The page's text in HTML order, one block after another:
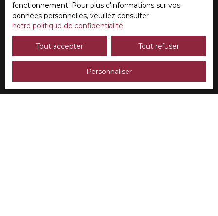
Pour en savoir plus sur le traitement de vos
données personnelles, veuillez consulter notre
politique de confidentialité.
Recevoir des annonces
fonctionnement. Pour plus d'informations sur vos
données personnelles, veuillez consulter
notre politique de confidentialité.
Tout accepter Tout refuser
Personnaliser